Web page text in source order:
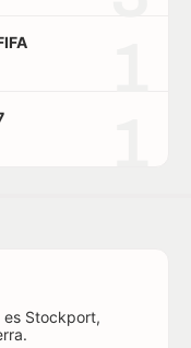
es Stockport,